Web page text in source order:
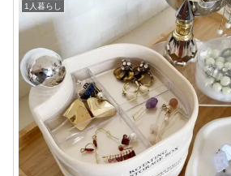
1人暮らし